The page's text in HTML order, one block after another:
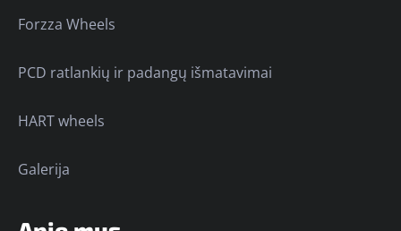
Forzza Wheels
PCD ratlankių ir padangų išmatavimai
HART wheels
Galerija